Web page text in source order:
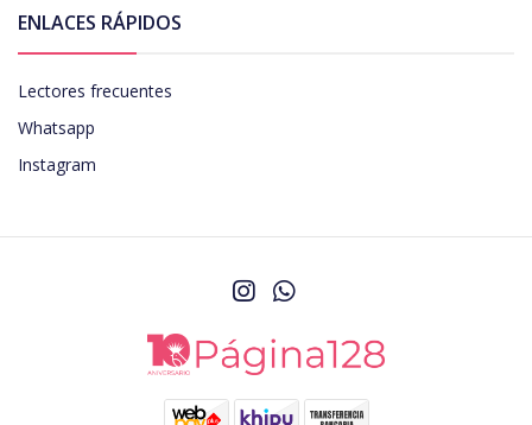
ENLACES RÁPIDOS
Lectores frecuentes
Whatsapp
Instagram